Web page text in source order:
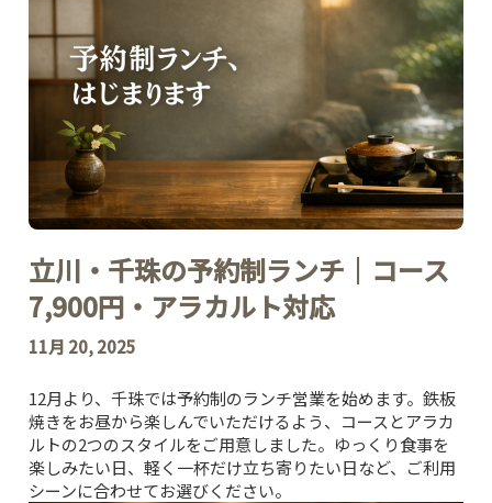
立川・千珠の予約制ランチ｜コース
7,900円・アラカルト対応
11月 20, 2025
12月より、千珠では予約制のランチ営業を始めます。鉄板
焼きをお昼から楽しんでいただけるよう、コースとアラカ
ルトの2つのスタイルをご用意しました。ゆっくり食事を
楽しみたい日、軽く一杯だけ立ち寄りたい日など、ご利用
シーンに合わせてお選びください。